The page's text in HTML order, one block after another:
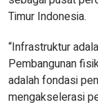
Timur Indonesia.
“Infrastruktur
Pembangunan
adalah fondasi
mengakselerasi